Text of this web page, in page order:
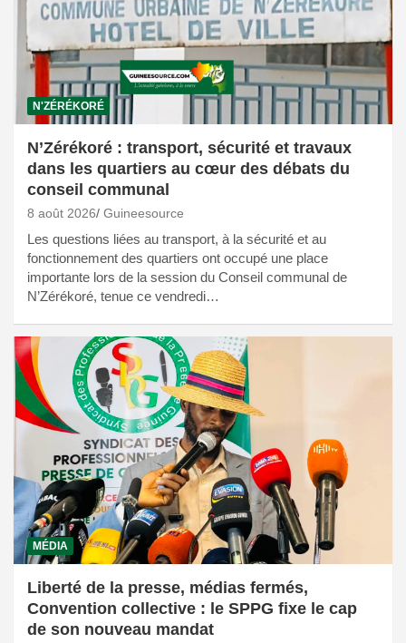
N'ZÉRÉKORÉ
N’Zérékoré : transport, sécurité et travaux
dans les quartiers au cœur des débats du
conseil communal
8 août 2026 Guineesource
Les questions liées au transport, à la sécurité et au
fonctionnement des quartiers ont occupé une place
importante lors de la session du Conseil communal de
N’Zérékoré, tenue ce vendredi…
MÉDIA
Liberté de la presse, médias fermés,
Convention collective : le SPPG fixe le cap
de son nouveau mandat